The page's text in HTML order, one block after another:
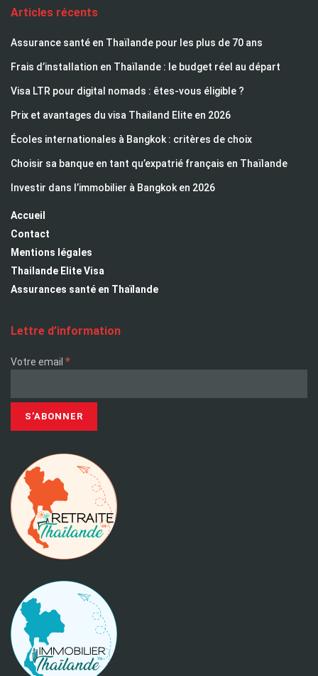
Articles récents
Assurance santé en Thaïlande pour les plus de 70 ans
Frais d’installation en Thaïlande : le budget réel au départ
Visa LTR pour digital nomads : êtes-vous éligible ?
Prix et avantages du visa Thailand Elite en 2026
Écoles internationales à Bangkok : critères de choix
Choisir sa banque en tant qu’expatrié français en Thaïlande
Investir dans l’immobilier à Bangkok en 2026
Accueil
Contact
Mentions légales
Thailande Elite Visa
Assurances santé en Thaïlande
Lettre d’information
Votre email *